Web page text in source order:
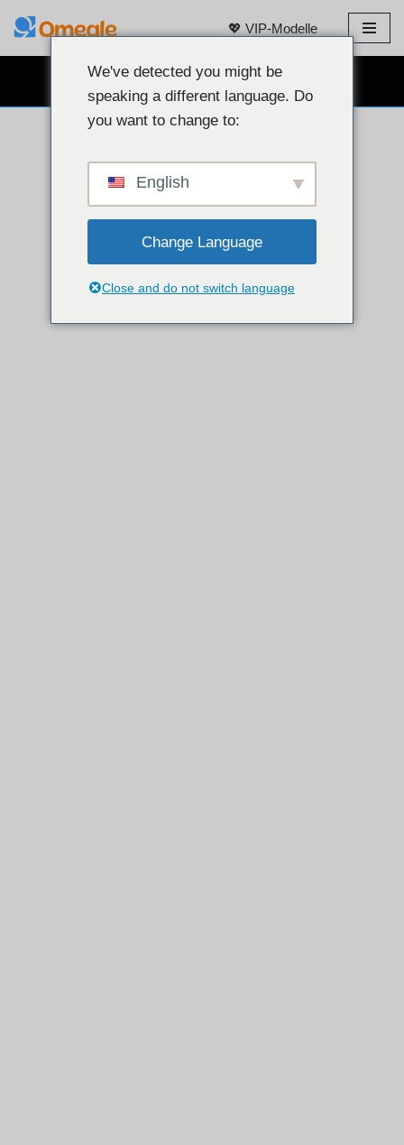
💖 VIP-Modelle
KOSTENLOSER WEBCAM-CHAT 👉
We've detected you might be
speaking a different language. Do
you want to change to:
English
Change Language
Close and do not switch language